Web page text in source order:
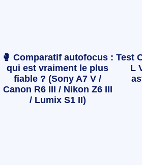
🥊 Comparatif autofocus :
qui est vraiment le plus
fiable ? (Sony A7 V /
Canon R6 III / Nikon Z6 III
/ Lumix S1 II)
Test
L